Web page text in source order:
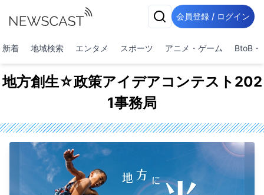
会員登録 / ログイン
新着 地域検索 エンタメ スポーツ アニメ・ゲーム BtoB・
地方創生☆政策アイデアコンテスト202
1事務局